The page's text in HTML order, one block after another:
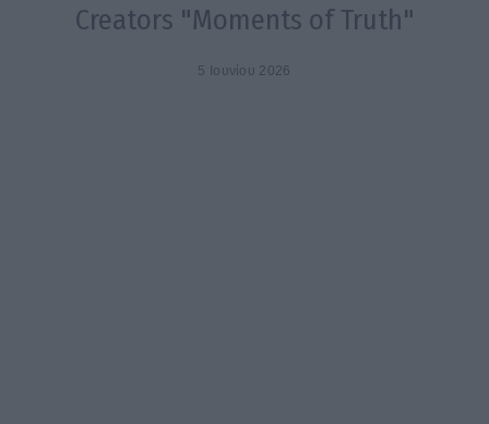
Creators "Moments of Truth"
5 Ιουνίου 2026